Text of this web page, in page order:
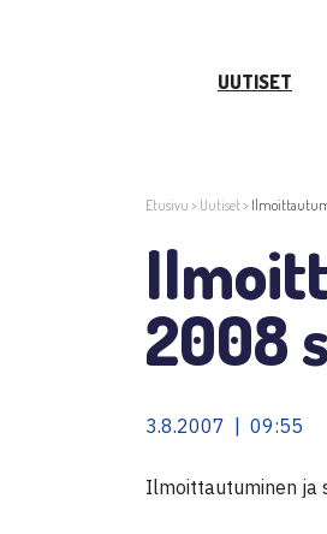
UUTISET
Etusivu > Uutiset>
2008
3.8.2007 | 09:55
Ilmoittautuminen ja